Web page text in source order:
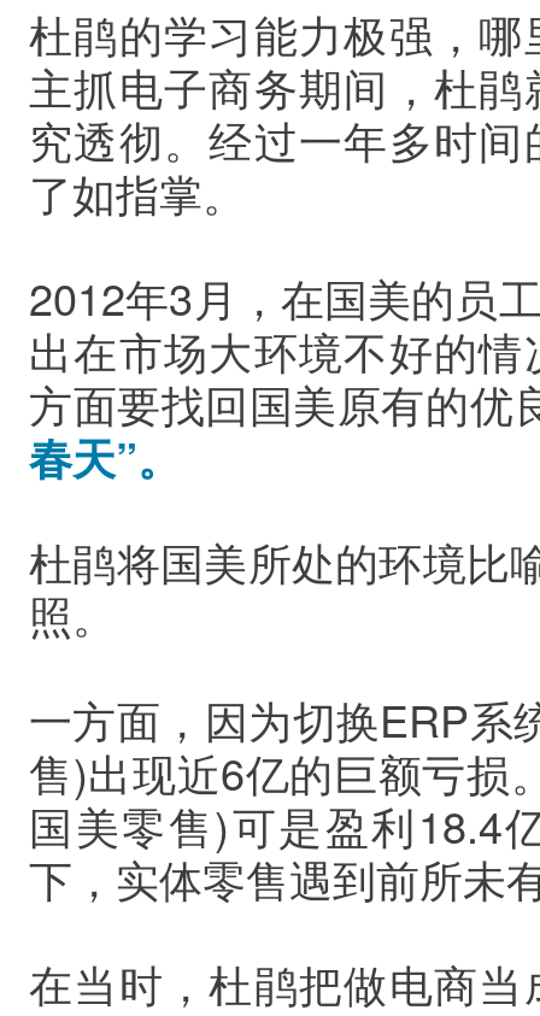
杜鹃的学习能力极强，
主抓电子商务期间，杜
究透彻。经过一年多时
了如指掌。
2012年3月，在国美的员
出在市场大环境不好的
方面要找回国美原有的优
春天”。
杜鹃将国美所处的环境比
照。
一方面，因为切换ERP系
售)出现近6亿的巨额亏损
国美零售)可是盈利18.4
下，实体零售遇到前所未
在当时，杜鹃把做电商